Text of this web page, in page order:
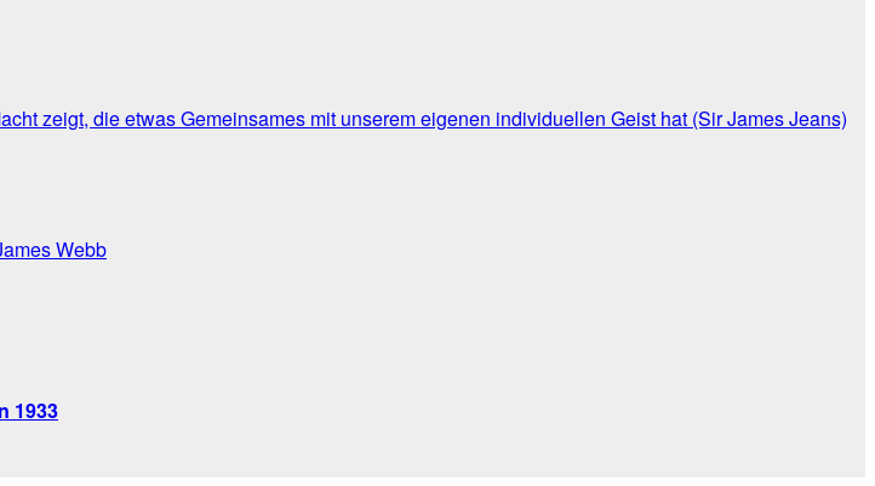
zeigt, die etwas Gemeinsames mit unserem eigenen individuellen Geist hat (Sir James Jeans)
Webb
1933